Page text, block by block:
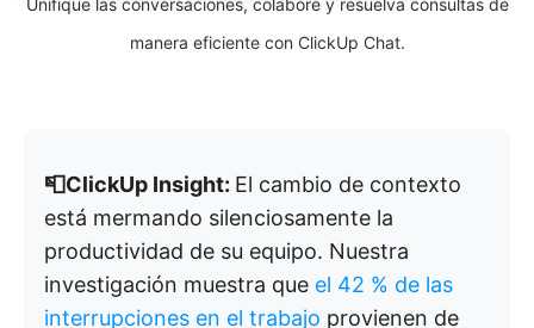
Unifique las conversaciones, colabore y resuelva consultas de
manera eficiente con ClickUp Chat.
📮ClickUp Insight: El cambio de contexto
está mermando silenciosamente la
productividad de su equipo. Nuestra
investigación muestra que el 42 % de las
interrupciones en el trabajo provienen de